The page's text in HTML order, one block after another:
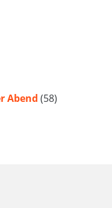
Abend (58)